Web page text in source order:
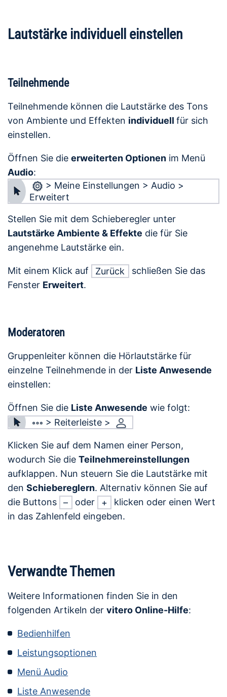
Lautstärke individuell einstellen
Teilnehmende
Teilnehmende können die Lautstärke des Tons
von Ambiente und Effekten individuell für sich
einstellen.
Öffnen Sie die erweiterten Optionen im Menü
Audio:
> Meine Einstellungen > Audio >
Erweitert
Stellen Sie mit dem Schieberegler unter
Lautstärke Ambiente & Effekte die für Sie
angenehme Lautstärke ein.
Mit einem Klick auf Zurück
schließen Sie das
Fenster Erweitert.
Moderatoren
Gruppenleiter können die Hörlautstärke für
einzelne Teilnehmende in der Liste Anwesende
einstellen:
Öffnen Sie die Liste Anwesende wie folgt:
> Reiterleiste >
Klicken Sie auf dem Namen einer Person,
wodurch Sie die Teilnehmereinstellungen
aufklappen. Nun steuern Sie die Lautstärke mit
den Schiebereglern. Alternativ können Sie auf
die Buttons
– oder +
klicken oder einen Wert
in das Zahlenfeld eingeben.
Verwandte Themen
Weitere Informationen finden Sie in den
folgenden Artikeln der vitero Online-Hilfe:
Bedienhilfen
Leistungsoptionen
Menü Audio
Liste Anwesende